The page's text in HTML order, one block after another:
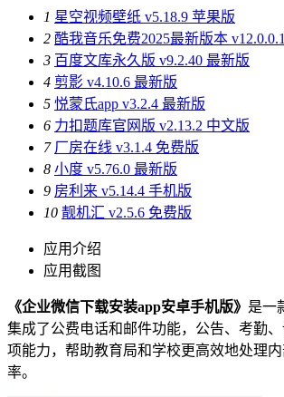
1 星空视频壁纸 v5.18.9 苹果版
2 酷我音乐免费2025最新版本
3 百度文库永久版 v9.2.40 最新版
4 剪影 v4.10.6 最新版
5 悦蒙氏app v3.2.4 最新版
6 力扣题库官网版 v2.13.2 中文版
7 厂房在线 v3.1.4 免费版
8 小度 v5.76.0 最新版
9 房利来 v5.14.4 手机版
10 靓机汇 v2.5.6 免费版
应用介绍
应用截图
《企业微信下载安装app安卓手机版》 是一
集成了公费电话和邮件功能，公告、考勤
项能力，帮助教育局和学校更高效地处理
率。